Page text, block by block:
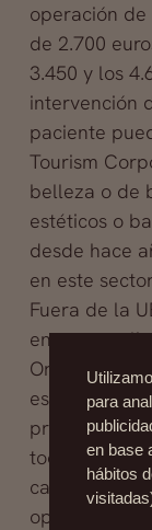
operación
de 2.700
3.450 y los
intervención
paciente
Tourism
belleza o de
estéticos o
desde hace
en este
Fuera de la
en captar
Oriente
preferencias.
todo,
cardiaca o
operaciones
para
en base
hábitos